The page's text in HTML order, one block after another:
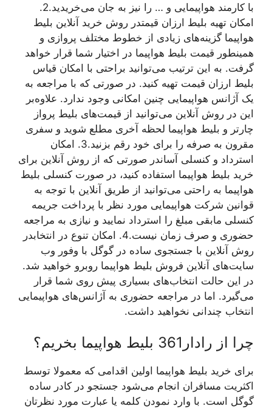
با کارمند هواپیمایی و … را نیز به جان می‌خریدید. 2.
امکان تهیه بلیط ارزان قیمتدر روش خرید آنلاین بلیط
هواپیما گزینه‌های زیادی از خطوط مختلف پروازی و
همینطور قیمت‌ بلیط هواپیما در اختیار شما قرار خواهد
گرفت. به این ترتیب می‌توانید براحتی با امکان قیاس
بلیط ارزان قیمت تهیه کنید. در صورتی که با مراجعه به
یک آژانس هواپیمایی چنین امکانی وجود ندارد. علاوه‌بر
این در روش آنلاین می‌توانید از قیمت‌های بلیط پرواز
چارتر و بلیط هواپیما لحظه آخری مطلع شوید و سفری
مقرون به صرفه را برای خود رقم بزنید.
3. امکان
استرداد و کنسلی آساندر صورتی که از روش آنلاین برای
خرید بلیط هواپیما استفاده کنید، در صورت کنسلی بلیط
هواپیما به راحتی می‌توانید از طریق آنلاین با توجه به
قوانین شرکت هواپیمایی مورد نظر با پرداخت جریمه
کنسلی مابقی مبلغ را استرداد نمایید و نیازی به مراجعه
حضوری و صرف زمان نیست.4. امکان تنوع در انتخاب
در
روش آنلاین با جستجوی ساده در گوگل با وفور وب
سایت‌های آنلاین فروش بلیط هواپیما روبرو خواهید شد.
در این حالت انتخاب‌های بسیاری پیش روی شما قرار
می‌گیرد. اما در مراجعه حضوری به آژانس‌های هواپیمایی
انتخاب چندانی نخواهید داشت.
چرا از رادار361 بلیط هواپیما بخریم؟
برای خرید بلیط هواپیما اولین اقدامی که معمولا توسط
اکثریت مسافران انجام می‌شود جستجو در کادر ساده
گوگل است. با وارد نمودن کلمه یا عبارت مورد نظرتان